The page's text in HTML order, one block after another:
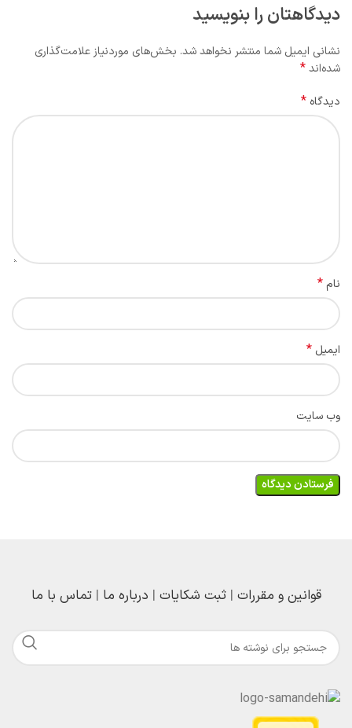
دیدگاهتان را بنویسید
نشانی ایمیل شما منتشر نخواهد شد. بخش‌های موردنیاز علامت‌گذاری
شده‌اند*
دیدگاه *
نام *
ایمیل *
وب‌ سایت
قوانین و مقررات |ثبت شکایات | درباره ما |تماس با ما